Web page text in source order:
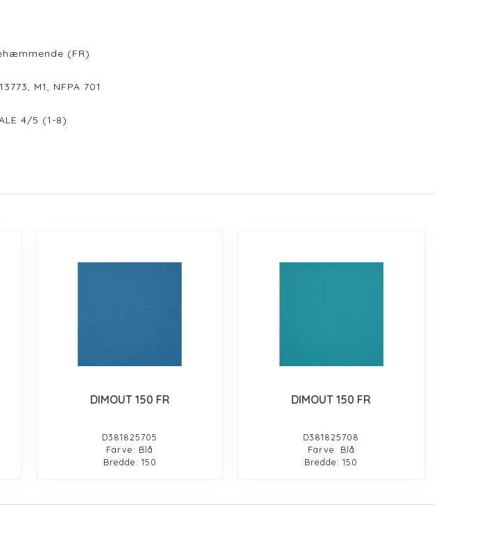
(FR)
M1, NFPA 701
4/5 (1-8)
DIMOUT 150 FR
D381825705
Farve: Blå
Bredde: 150
DIMOUT 150 FR
D381825708
Farve: Blå
Bredde: 150